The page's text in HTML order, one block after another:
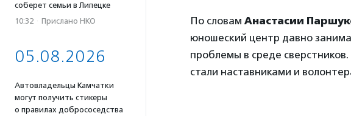
соберет семьи в Липецке
10:32 · Прислано НКО
05.08.2026
Автовладельцы Камчатки
могут получить стикеры
о правилах добрососедства
По словам Анастасии
юношеский центр давно
проблемы в среде
стали наставниками и